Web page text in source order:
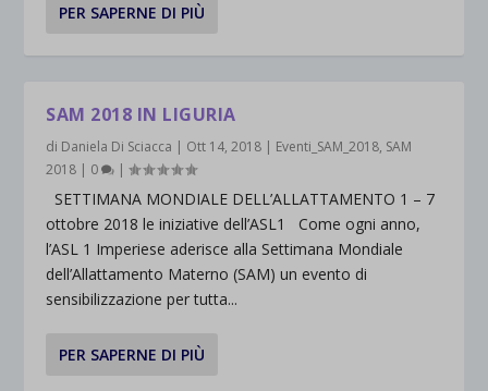
PER SAPERNE DI PIÙ
SAM 2018 IN LIGURIA
di Daniela Di Sciacca | Ott 14, 2018 | Eventi_SAM_2018, SAM
2018 | 0 |
SETTIMANA MONDIALE DELL’ALLATTAMENTO 1 – 7
ottobre 2018 le iniziative dell’ASL1 Come ogni anno,
l’ASL 1 Imperiese aderisce alla Settimana Mondiale
dell’Allattamento Materno (SAM) un evento di
sensibilizzazione per tutta...
PER SAPERNE DI PIÙ